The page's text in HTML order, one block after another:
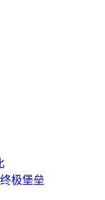
极堡垒